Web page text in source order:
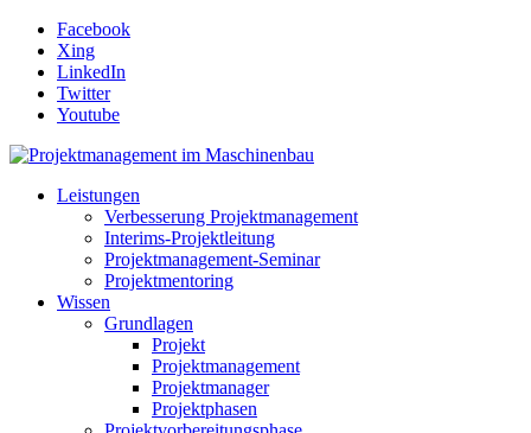
Facebook
Xing
LinkedIn
Twitter
Youtube
Leistungen
Verbesserung Projektmanagement
Interims-Projektleitung
Projektmanagement-Seminar
Projektmentoring
Wissen
Grundlagen
Projekt
Projektmanagement
Projektmanager
Projektphasen